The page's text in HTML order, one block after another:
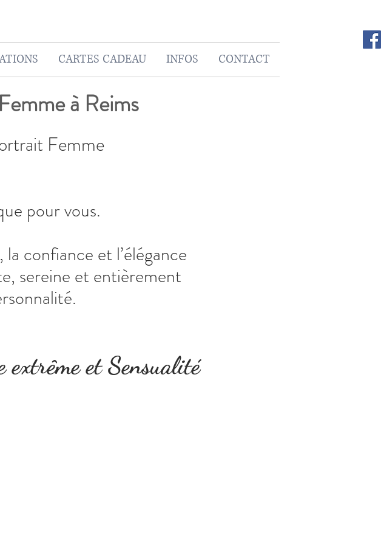
CARTES CADEAU INFOS CONTACT
à Reims
Femme
pour vous.
confiance et l’élégance
sereine et entièrement
extrême et Sensualité